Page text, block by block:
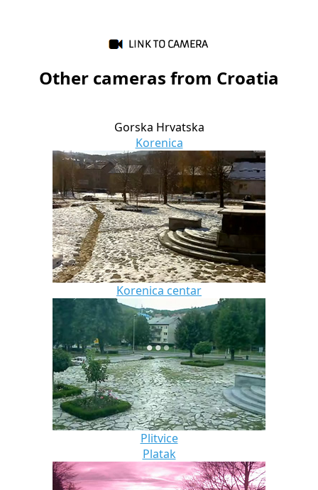
Other cameras from Croatia
Gorska Hrvatska
Korenica
Korenica centar
Plitvice
Platak